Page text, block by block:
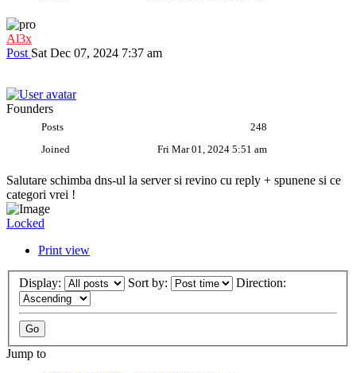
Al3x
Post Sat Dec 07, 2024 7:37 am
Founders
Posts
248
Joined
Fri Mar 01, 2024 5:51 am
Salutare schimba dns-ul la server si revino cu reply + spunene si ce
categori vrei !
Locked
Print view
Display: Sort by: Direction:
Jump to